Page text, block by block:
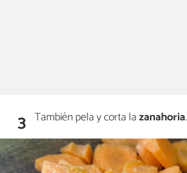
3 También pela y corta lazanahoria.